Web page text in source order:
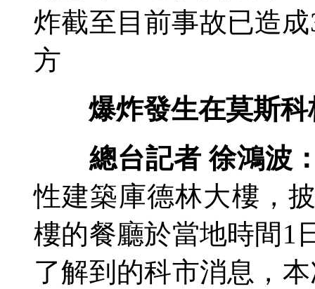
炸截至目前事故已造
方
爆炸發生在莫斯
總台記者 徐鴻波
性建築庫德林大樓，
樓的餐廳於當地時間1
了解到的科市消息，